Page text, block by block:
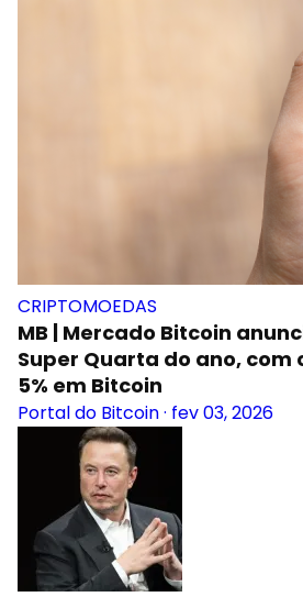
CRIPTOMOEDAS
MB | Mercado Bitcoin
Super Quarta do ano,
5% em Bitcoin
Portal do Bitcoin· fev 03, 2026